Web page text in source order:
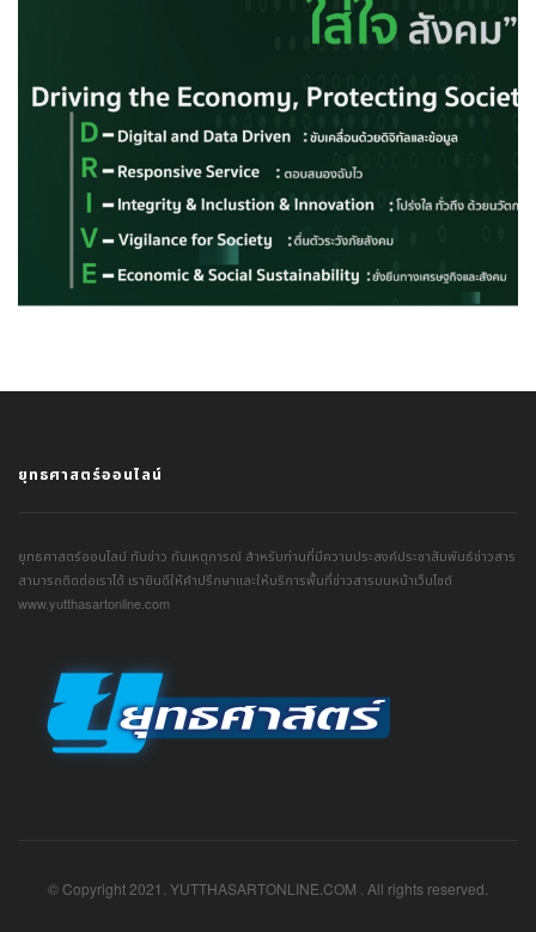
ยุทธศาสตร์ออนไลน์
ยุทธศาสตร์ออนไลน์ ทันข่าว ทันเหตุการณ์ สำหรับท่านที่มีความประสงค์ประชาสัมพันธ์ข่าวสาร
สามารถติดต่อเราได้ เรายินดีให้คำปรึกษาและให้บริการพื้นที่ข่าวสารบนหน้าเว็บไซต์
www.yutthasartonline.com
© Copyright 2021. YUTTHASARTONLINE.COM . All rights reserved.